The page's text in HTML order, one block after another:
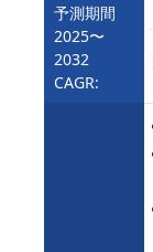
予測期間
2025〜
2032
CAGR: